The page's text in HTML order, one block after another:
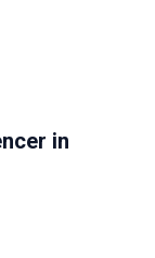
in